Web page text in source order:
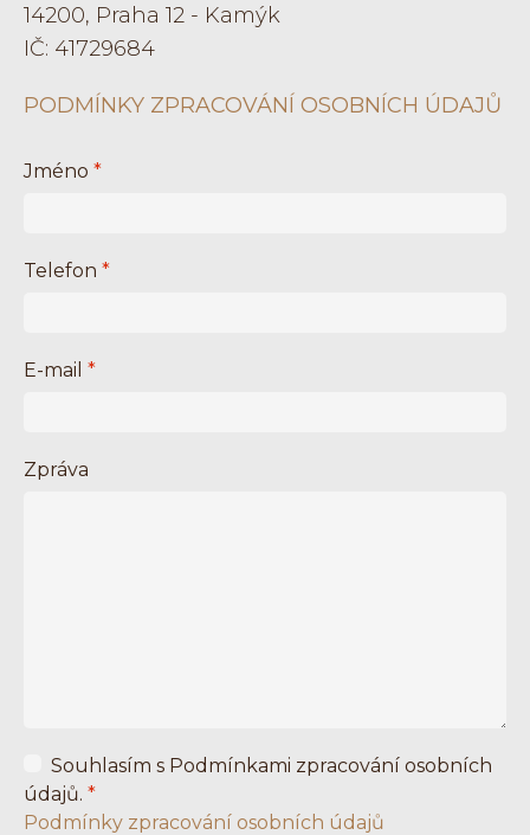
14200, Praha 12 - Kamýk
IČ: 41729684
PODMÍNKY ZPRACOVÁNÍ OSOBNÍCH ÚDAJŮ
Jméno *
Telefon *
E-mail *
Zpráva
Souhlasím s Podmínkami zpracování osobních
údajů. *
Podmínky zpracování osobních údajů